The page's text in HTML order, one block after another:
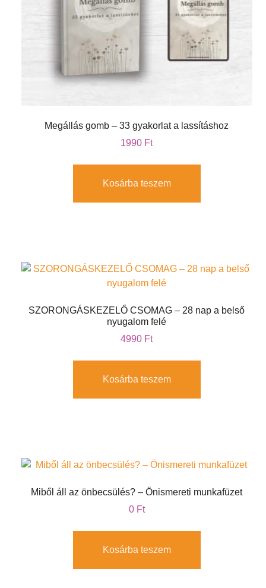
Megállás gomb – 33 gyakorlat a lassításhoz
1990 Ft
Kosárba teszem
SZORONGÁSKEZELŐ CSOMAG – 28 nap a belső
nyugalom felé
4990 Ft
Kosárba teszem
Miből áll az önbecsülés? – Önismereti munkafüzet
0 Ft
Kosárba teszem